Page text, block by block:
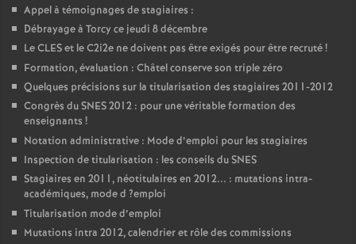
Appel à témoignages de stagiaires :
Débrayage à Torcy ce jeudi 8 décembre
LeCLESet le C2i2e ne doivent pas être exigés pour être recruté!
Formation, évaluation : Châtel conserve son triple zéro
Quelques précisions sur la titularisation des stagiaires 2011-2012
Congrès duSNES2012 : pour une véritable formation des
enseignants !
Notation administrative : Mode d’emploi pour les stagiaires
Inspection de titularisation : les conseils duSNES
Stagiaires en 2011, néotitulaires en 2012... : mutations intra-
académiques, mode d ?emploi
Titularisation mode d’emploi
Mutations intra 2012, calendrier et rôle des commissions